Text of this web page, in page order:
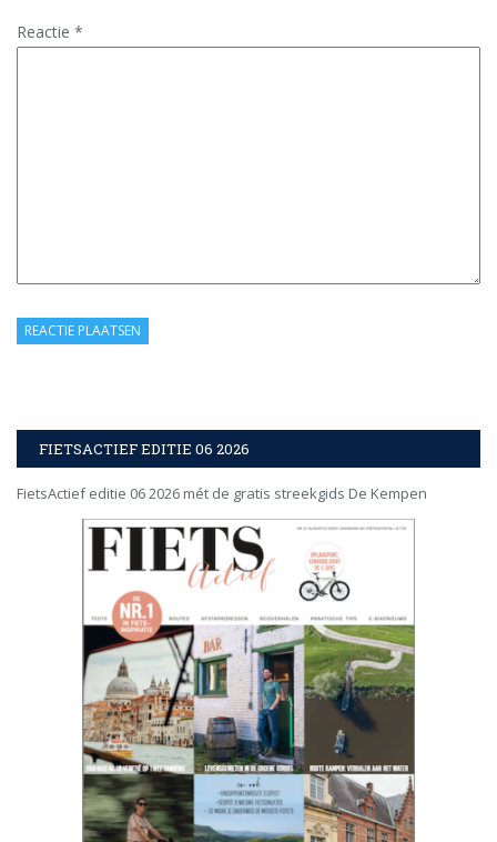
Reactie *
FIETSACTIEF EDITIE 06 2026
FietsActief editie 06 2026 mét de gratis streekgids De Kempen